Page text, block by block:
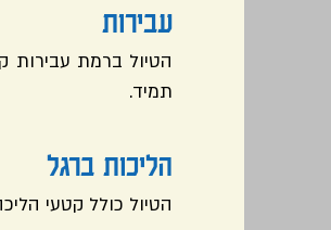
עבירות
תמיד.
הליכות ברגל
הטיול כולל קטעי